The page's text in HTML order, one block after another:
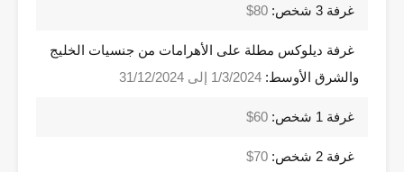
غرفة 3 شخص: 80$
غرفة ديلوكس مطلة على الأهرامات من جنسيات الخليج
والشرق الأوسط: 1/3/2024 إلى 31/12/2024
غرفة 1 شخص: 60$
غرفة 2 شخص: 70$